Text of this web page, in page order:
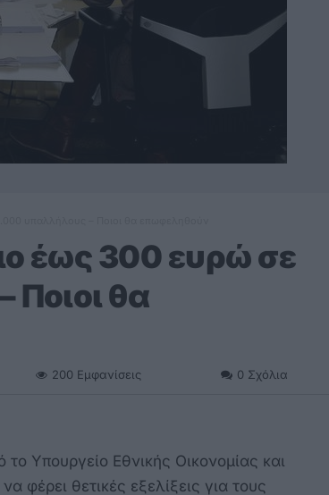
έως 300 ευρώ σε
θα
200 Εμφανίσεις 0 Σχόλια
Υπουργείο Εθνικής Οικονομίας και
φέρει θετικές εξελίξεις για τους